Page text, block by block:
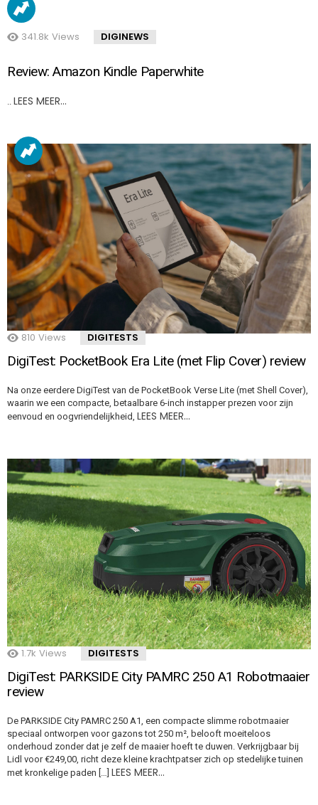
341.8k Views DIGINEWS
Review: Amazon Kindle Paperwhite
LEES MEER…
810 Views DIGITESTS
DigiTest: PocketBook Era Lite (met Flip Cover) review
Na onze eerdere DigiTest van de PocketBook Verse Lite (met Shell Cover),
waarin we een compacte, betaalbare 6-inch instapper prezen voor zijn
eenvoud en oogvriendelijkheid, LEES MEER…
1.7k Views DIGITESTS
DigiTest: PARKSIDE City PAMRC 250 A1 Robotmaaier
review
De PARKSIDE City PAMRC 250 A1, een compacte slimme robotmaaier
speciaal ontworpen voor gazons tot 250 m², belooft moeiteloos
onderhoud zonder dat je zelf de maaier hoeft te duwen. Verkrijgbaar bij
Lidl voor €249,00, richt deze kleine krachtpatser zich op stedelijke tuinen
met kronkelige paden […] LEES MEER…